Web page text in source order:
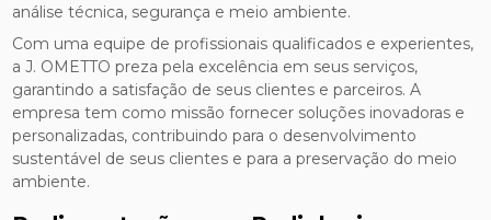
análise técnica, segurança e meio ambiente.
Com uma equipe de profissionais qualificados e experientes,
a J. OMETTO preza pela excelência em seus serviços,
garantindo a satisfação de seus clientes e parceiros. A
empresa tem como missão fornecer soluções inovadoras e
personalizadas, contribuindo para o desenvolvimento
sustentável de seus clientes e para a preservação do meio
ambiente.